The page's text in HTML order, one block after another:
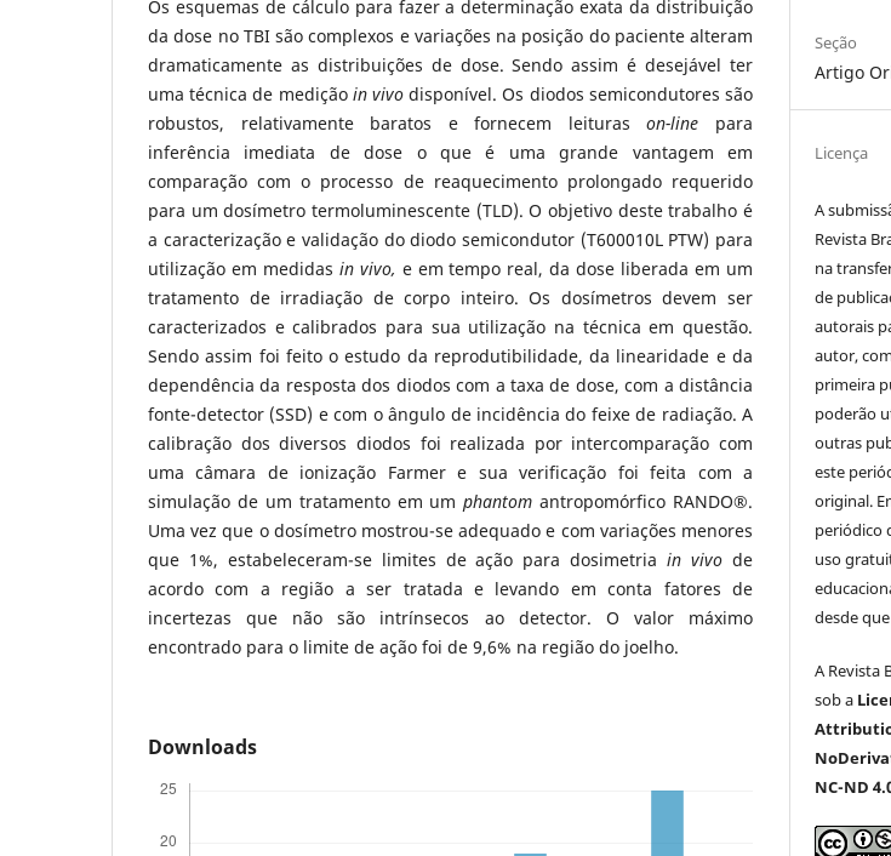
Os esquemas de cálculo para fazer a determinação exata da distribuição
da dose no TBI são complexos e variações na posição do paciente alteram
dramaticamente as distribuições de dose. Sendo assim é desejável ter
uma técnica de medição in vivo disponível. Os diodos semicondutores são
robustos, relativamente baratos e fornecem leiturason-line para
inferência imediata de dose o que é uma grande vantagem em
comparação com o processo de reaquecimento prolongado requerido
para um dosímetro termoluminescente (TLD). O objetivo deste trabalho é
a caracterização e validação do diodo semicondutor (T600010L PTW) para
utilização em medidas in vivo, e em tempo real, da dose liberada em um
tratamento de irradiação de corpo inteiro. Os dosímetros devem ser
caracterizados e calibrados para sua utilização na técnica em questão.
Sendo assim foi feito o estudo da reprodutibilidade, da linearidade e da
dependência da resposta dos diodos com a taxa de dose, com a distância
fonte-detector (SSD) e com o ângulo de incidência do feixe de radiação. A
calibração dos diversos diodos foi realizada por intercomparação com
uma câmara de ionização Farmer e sua verificação foi feita com a
simulação de um tratamento em umphantom antropomórfico RANDO®.
Uma vez que o dosímetro mostrou-se adequado e com variações menores
que 1%, estabeleceram-se limites de ação para dosimetriain vivo de
acordo com a região a ser tratada e levando em conta fatores de
incertezas que não são intrínsecos ao detector. O valor máximo
encontrado para o limite de ação foi de 9,6% na região do joelho.
Downloads
Seção
Artigo
Licença
A
Revista
na
de
autorais
autor,
primeira
poderão
outras
este
original.
periódico
uso
desde
A Revista
sob a
NC-ND